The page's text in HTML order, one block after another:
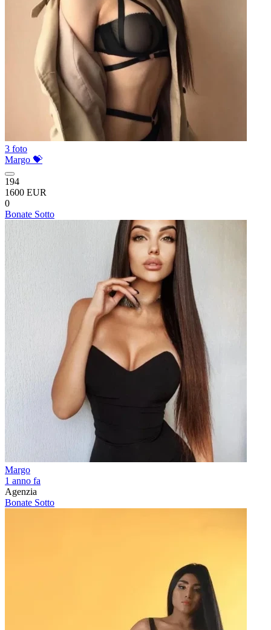
3 foto
Margo 💝
194
1600 EUR
0
Bonate Sotto
Margo
1 anno fa
Agenzia
Bonate Sotto